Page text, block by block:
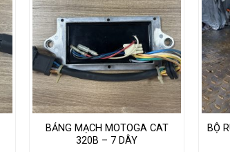
BẢNG MẠCH MOTOGA CAT
320B – 7 DÂY
BỘ